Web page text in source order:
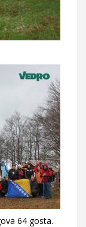
64 gosta.